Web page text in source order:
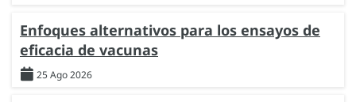
Enfoques alternativos para los ensayos de
eficacia de vacunas
25 Ago 2026